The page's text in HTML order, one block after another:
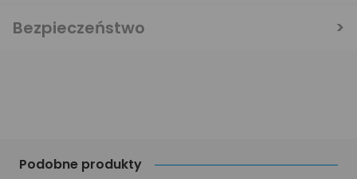
Podobne produkty
Bezpieczeństwo